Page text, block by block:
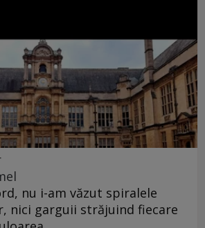
nu i-am văzut spiralele
nici garguii străjuind fiecare